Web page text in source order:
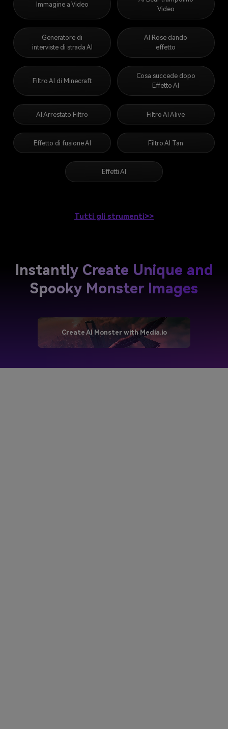
Immagine a Video
Video
Generatore di
interviste di strada AI
AI Rose dando
effetto
Filtro AI di Minecraft
Cosa succede dopo
Effetto AI
AI Arrestato Filtro Filtro AI Alive
Effetto di fusione AI Filtro AI Tan
Effetti AI
Tutti gli strumenti>>
Instantly Create Unique and
Spooky Monster Images
Create AI Monster with Media.io